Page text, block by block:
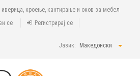
кроење, кантирање и оков за мебел
се
Регистрирај се
Јазик: Македонски